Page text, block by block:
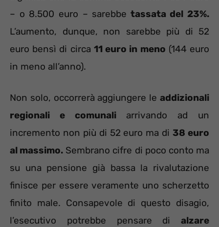
– o 8.500 euro – sarebbe tassata del 23%.
L’aumento, dunque, non sarebbe più di 52
euro bensì di circa 11 euro in meno (144 euro
in meno all’anno).
Non solo, occorrerà aggiungere le addizionali
regionali e comunaliarrivando ad un
incremento non più di 52 euro ma di38 euro
al massimo. Sembrano cifre di poco conto ma
su una pensione già bassa la rivalutazione
finisce per essere veramente uno scherzetto
finito male. Consapevole di questo disagio,
l’esecutivo potrebbe pensare di alzare